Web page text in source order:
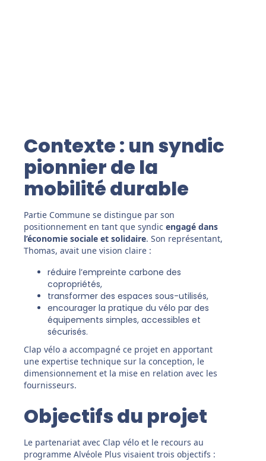
Contexte : un syndic
pionnier de la
mobilité durable
Partie Commune se distingue par son
positionnement en tant que syndic engagé dans
l’économie sociale et solidaire. Son représentant,
Thomas, avait une vision claire :
réduire l’empreinte carbone des
copropriétés,
transformer des espaces sous-utilisés,
encourager la pratique du vélo par des
équipements simples, accessibles et
sécurisés.
Clap vélo a accompagné ce projet en apportant
une expertise technique sur la conception, le
dimensionnement et la mise en relation avec les
fournisseurs.
Objectifs du projet
Le partenariat avec Clap vélo et le recours au
programme Alvéole Plus visaient trois objectifs :